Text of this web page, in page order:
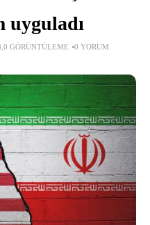
uyguladı
GÖRÜNTÜLEME 0 YORUM